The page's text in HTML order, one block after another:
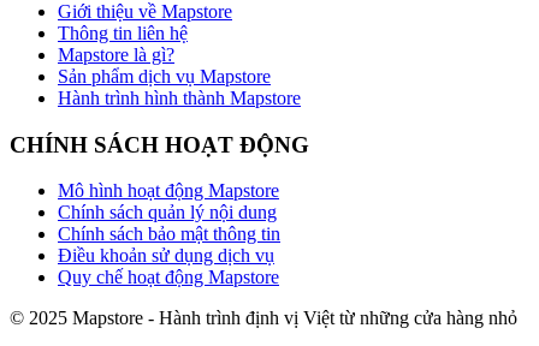
Giới thiệu về Mapstore
Thông tin liên hệ
Mapstore là gì?
Sản phẩm dịch vụ Mapstore
Hành trình hình thành Mapstore
CHÍNH SÁCH HOẠT ĐỘNG
Mô hình hoạt động Mapstore
Chính sách quản lý nội dung
Chính sách bảo mật thông tin
Điều khoản sử dụng dịch vụ
Quy chế hoạt động Mapstore
© 2025 Mapstore - Hành trình định vị Việt từ những cửa hàng nhỏ